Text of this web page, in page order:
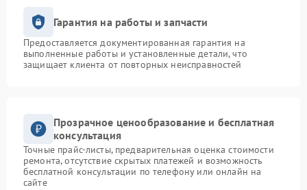
Гарантия на работы и запчасти
Предоставляется документированная гарантия на
выполненные работы и установленные детали, что
защищает клиента от повторных неисправностей
Прозрачное ценообразование и бесплатная
консультация
Точные прайс-листы, предварительная оценка стоимости
ремонта, отсутствие скрытых платежей и возможность
бесплатной консультации по телефону или онлайн на
сайте